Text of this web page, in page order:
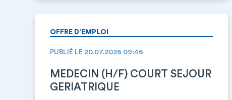
OFFRE D’EMPLOI
PUBLIÉ LE 20.07.2026 09:46
MEDECIN (H/F) COURT SEJOUR
GERIATRIQUE